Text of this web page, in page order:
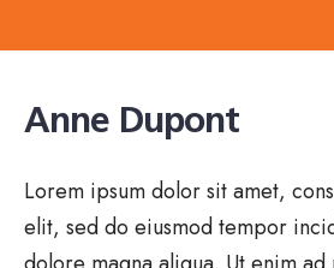
Anne Dupont
Lorem ipsum dolor sit amet,
elit, sed do eiusmod tempor